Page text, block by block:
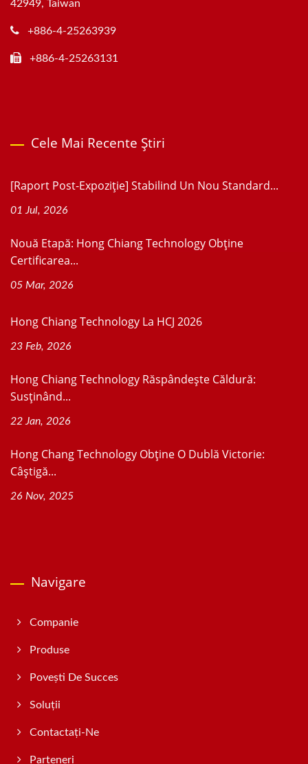
42949, Taiwan
+886-4-25263939
+886-4-25263131
Cele Mai Recente Știri
[Raport Post-Expoziție] Stabilind Un Nou Standard...
01 Jul, 2026
Nouă Etapă: Hong Chiang Technology Obține
Certificarea...
05 Mar, 2026
Hong Chiang Technology La HCJ 2026
23 Feb, 2026
Hong Chiang Technology Răspândește Căldură:
Susținând...
22 Jan, 2026
Hong Chang Technology Obține O Dublă Victorie:
Câștigă...
26 Nov, 2025
Navigare
Companie
Produse
Povești De Succes
Soluții
Contactați-Ne
Parteneri